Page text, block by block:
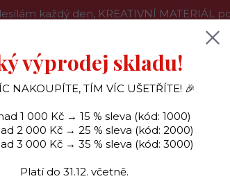
každý den, KREATIVNÍ MATERIÁL
OZDOBY RAZÍTKA
výprodej skladu!
NAKOUPÍTE, TÍM VÍC UŠETŘÍTE! 🎉
1 000 Kč → 15 % sleva (kód: 1000)
2 000 Kč → 25 % sleva (kód: 2000)
3 000 Kč → 35 % sleva (kód: 3000)
Platí do 31.12. včetně.